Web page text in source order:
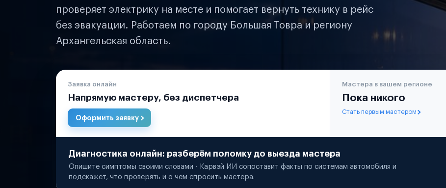
проверяет электрику на месте и помогает вернуть технику в рейс
без эвакуации. Работаем по городу Большая Товра и региону
Архангельская область.
Заявка онлайн
Напрямую мастеру, без диспетчера
Оформить заявку
Мастера в вашем регионе
Пока никого
Стать первым мастером
Диагностика онлайн: разберём поломку до выезда мастера
Опишите симптомы своими словами - Карвэй ИИ сопоставит факты по системам автомобиля и
подскажет, что проверять и о чём спросить мастера.